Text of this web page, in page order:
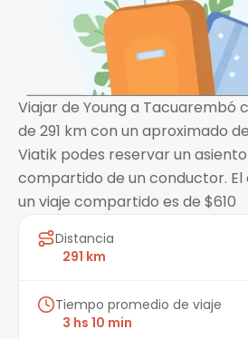
Viajar de Young a Tacuarembó
de 291 km con un aproximado
Viatik podes reservar un
compartido de un conductor.
un viaje compartido es de $610
Distancia
291 km
Tiempo promedio de viaje
3 hs 10 min